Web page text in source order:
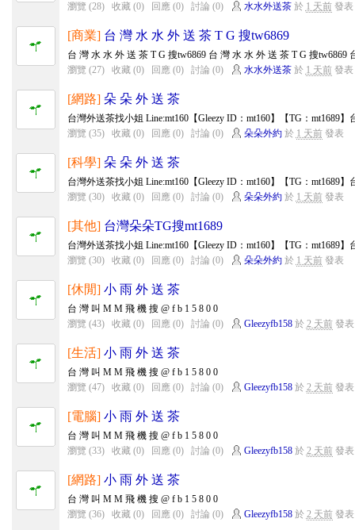
瀏覽 (28)
收藏 (0) 回應 (0) 討論 (0) 水水外送茶於 1 天前發表
[商業] 台 灣 水 水 外 送 茶 T G 搜tw6869
台 灣 水 水 外 送 茶 T G 搜tw6869 台 灣 水 水 外 送 茶 T G 搜tw6869
瀏覽 (27)
收藏 (0) 回應 (0) 討論 (0) 水水外送茶於 1 天前發表
[網路] 朵 朵 外 送 茶
台灣外送茶找小姐 Line:mt160【Gleezy ID：mt160】【TG：mt1689
瀏覽 (35)
收藏 (0) 回應 (0) 討論 (0) 朵朵外約於 1 天前發表
[科學] 朵 朵 外 送 茶
台灣外送茶找小姐 Line:mt160【Gleezy ID：mt160】【TG：mt1689
瀏覽 (30)
收藏 (0) 回應 (0) 討論 (0) 朵朵外約於 1 天前發表
[其他] 台灣朵朵TG搜mt1689
台灣外送茶找小姐 Line:mt160【Gleezy ID：mt160】【TG：mt1689
瀏覽 (30)
收藏 (0) 回應 (0) 討論 (0) 朵朵外約於 1 天前發表
[休閒] 小 雨 外 送 茶
台 灣 叫 M M 飛 機 搜 @ f b 1 5 8 0 0
瀏覽 (43)
收藏 (0) 回應 (0) 討論 (0) Gleezyfb158於 2 天前發表
[生活] 小 雨 外 送 茶
台 灣 叫 M M 飛 機 搜 @ f b 1 5 8 0 0
瀏覽 (47)
收藏 (0) 回應 (0) 討論 (0) Gleezyfb158於 2 天前發表
[電腦] 小 雨 外 送 茶
台 灣 叫 M M 飛 機 搜 @ f b 1 5 8 0 0
瀏覽 (33)
收藏 (0) 回應 (0) 討論 (0) Gleezyfb158於 2 天前發表
[網路] 小 雨 外 送 茶
台 灣 叫 M M 飛 機 搜 @ f b 1 5 8 0 0
瀏覽 (36)
收藏 (0) 回應 (0) 討論 (0) Gleezyfb158於 2 天前發表